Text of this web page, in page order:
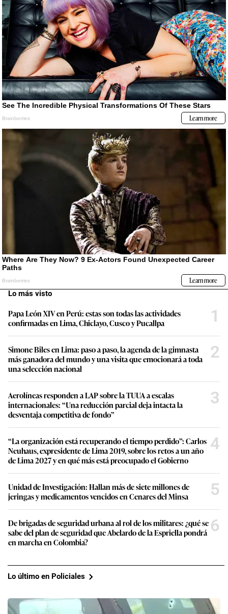
Lo más visto
Papa León XIV en Perú: estas son todas las actividades
confirmadas en Lima, Chiclayo, Cusco y Pucallpa
1
Simone Biles en Lima: paso a paso, la agenda de la gimnasta
más ganadora del mundo y una visita que emocionará a toda
una selección nacional
2
Aerolíneas responden a LAP sobre la TUUA a escalas
internacionales: “Una reducción parcial deja intacta la
desventaja competitiva de fondo”
3
“La organización está recuperando el tiempo perdido”: Carlos
Neuhaus, expresidente de Lima 2019, sobre los retos a un año
de Lima 2027 y en qué más está preocupado el Gobierno
4
Unidad de Investigación: Hallan más de siete millones de
jeringas y medicamentos vencidos en Cenares del Minsa
5
De brigadas de seguridad urbana al rol de los militares: ¿qué se
sabe del plan de seguridad que Abelardo de la Espriella pondrá
en marcha en Colombia?
6
Lo último en Policiales